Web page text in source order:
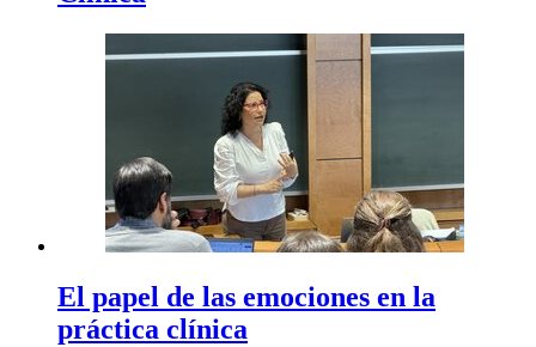
El papel de las emociones en la
práctica clínica